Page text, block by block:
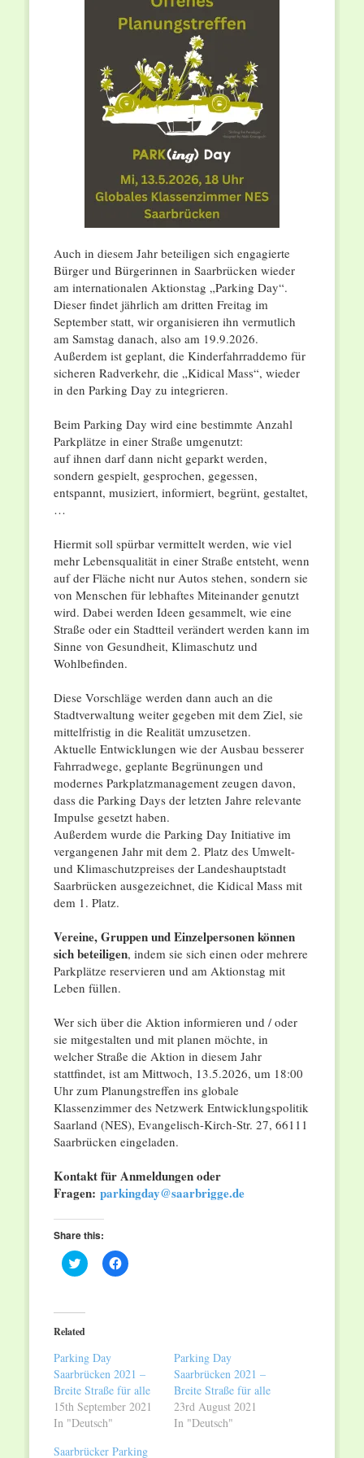
Auch in diesem Jahr beteiligen sich engagierte
Bürger und Bürgerinnen in Saarbrücken wieder
am internationalen Aktionstag „Parking Day“.
Dieser findet jährlich am dritten Freitag im
September statt, wir organisieren ihn vermutlich
am Samstag danach, also am 19.9.2026.
Außerdem ist geplant, die Kinderfahrraddemo für
sicheren Radverkehr, die „Kidical Mass“, wieder
in den Parking Day zu integrieren.
Beim Parking Day wird eine bestimmte Anzahl
Parkplätze in einer Straße umgenutzt:
auf ihnen darf dann nicht geparkt werden,
sondern gespielt, gesprochen, gegessen,
entspannt, musiziert, informiert, begrünt, gestaltet,
…
Hiermit soll spürbar vermittelt werden, wie viel
mehr Lebensqualität in einer Straße entsteht, wenn
auf der Fläche nicht nur Autos stehen, sondern sie
von Menschen für lebhaftes Miteinander genutzt
wird. Dabei werden Ideen gesammelt, wie eine
Straße oder ein Stadtteil verändert werden kann im
Sinne von Gesundheit, Klimaschutz und
Wohlbefinden.
Diese Vorschläge werden dann auch an die
Stadtverwaltung weiter gegeben mit dem Ziel, sie
mittelfristig in die Realität umzusetzen.
Aktuelle Entwicklungen wie der Ausbau besserer
Fahrradwege, geplante Begrünungen und
modernes Parkplatzmanagement zeugen davon,
dass die Parking Days der letzten Jahre relevante
Impulse gesetzt haben.
Außerdem wurde die Parking Day Initiative im
vergangenen Jahr mit dem 2. Platz des Umwelt-
und Klimaschutzpreises der Landeshauptstadt
Saarbrücken ausgezeichnet, die Kidical Mass mit
dem 1. Platz.
Vereine, Gruppen und Einzelpersonen können
sich beteiligen, indem sie sich einen oder mehrere
Parkplätze reservieren und am Aktionstag mit
Leben füllen.
Wer sich über die Aktion informieren und / oder
sie mitgestalten und mit planen möchte, in
welcher Straße die Aktion in diesem Jahr
stattfindet, ist am Mittwoch, 13.5.2026, um 18:00
Uhr zum Planungstreffen ins globale
Klassenzimmer des Netzwerk Entwicklungspolitik
Saarland (NES), Evangelisch-Kirch-Str. 27, 66111
Saarbrücken eingeladen.
Kontakt für Anmeldungen oder
Fragen: parkingday@saarbrigge.de
Share this:
Click
to
(Opens
in
new
Click
to
Related
Parking Day
Saarbrücken 2021 –
Breite Straße für alle
15th September 2021
In "Deutsch"
Parking Day
Saarbrücken 2021 –
Breite Straße für alle
23rd August 2021
In "Deutsch"
Saarbrücker Parking